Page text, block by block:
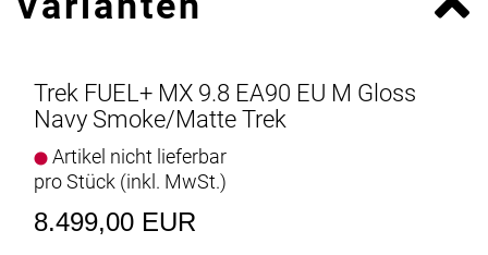
Verstellbare Progression
Stöße? Dreh den Chip in der unteren
Dämpferaufnahme für eine progressivere Kennlinie.
Integrierter Zero-Stack-Steuersatz
Der Zero-Stack-Steuersatz ermöglicht dir, auf dem
Zubehörmarkt aus unzähligen Nachrüstlösungen
Trek FUEL+ MX 9.8 EA90 EU M Gloss
Navy Smoke/Matte Trek
Artikel nicht lieferbar
pro Stück (inkl. MwSt.)
8.499,00 EUR